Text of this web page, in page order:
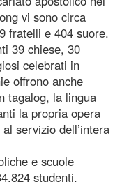
vi sono circa
fratelli e 404 suore.
39 chiese, 30
celebrati in
offrono anche
tagalog, la lingua
la propria opera
servizio dell’intera
e scuole
studenti.